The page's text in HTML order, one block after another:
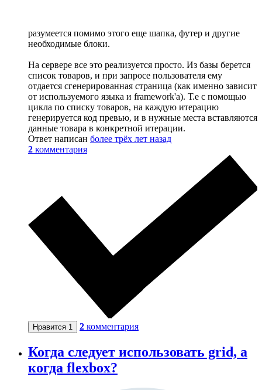
разумеется помимо этого еще шапка, футер и другие
необходимые блоки.
На сервере все это реализуется просто. Из базы берется
список товаров, и при запросе пользователя ему
отдается сгенерированная страница (как именно зависит
от используемого языка и framework'a). Т.е с помощью
цикла по списку товаров, на каждую итерацию
генерируется код превью, и в нужные места вставляются
данные товара в конкретной итерации.
Ответ написан более трёх лет назад
2 комментария
Нравится 1 2 комментария
Когда следует использовать grid, а
когда flexbox?